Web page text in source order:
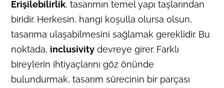
Erişilebilirlik, tasarımın temel yapı taşlarından
biridir. Herkesin, hangi koşulla olursa olsun,
tasarıma ulaşabilmesini sağlamak gereklidir. Bu
noktada, inclusivity devreye girer. Farklı
bireylerin ihtiyaçlarını göz önünde
bulundurmak, tasarım sürecinin bir parçası